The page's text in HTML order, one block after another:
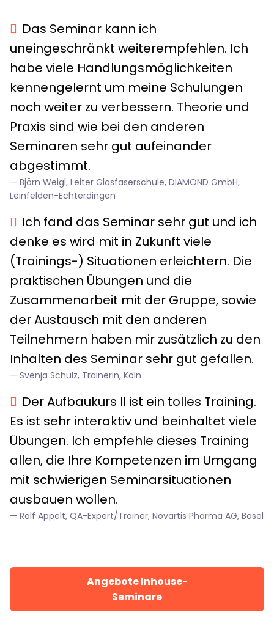
Das Seminar kann ich
uneingeschränkt weiterempfehlen. Ich
habe viele Handlungsmöglichkeiten
kennengelernt um meine Schulungen
noch weiter zu verbessern. Theorie und
Praxis sind wie bei den anderen
Seminaren sehr gut aufeinander
abgestimmt.
Björn Weigl, Leiter Glasfaserschule, DIAMOND GmbH,
Leinfelden-Echterdingen
Ich fand das Seminar sehr gut und ich
denke es wird mit in Zukunft viele
(Trainings-) Situationen erleichtern. Die
praktischen Übungen und die
Zusammenarbeit mit der Gruppe, sowie
der Austausch mit den anderen
Teilnehmern haben mir zusätzlich zu den
Inhalten des Seminar sehr gut gefallen.
Svenja Schulz, Trainerin, Köln
Der Aufbaukurs II ist ein tolles Training.
Es ist sehr interaktiv und beinhaltet viele
Übungen. Ich empfehle dieses Training
allen, die Ihre Kompetenzen im Umgang
mit schwierigen Seminarsituationen
ausbauen wollen.
Ralf Appelt, QA-Expert/Trainer, Novartis Pharma AG, Basel
Angebote Inhouse-
Seminare